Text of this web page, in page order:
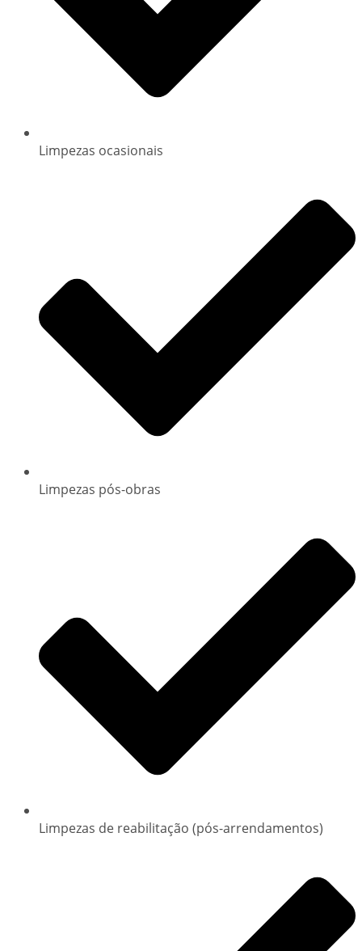
Limpezas ocasionais
Limpezas pós-obras
Limpezas de reabilitação (pós-arrendamentos)